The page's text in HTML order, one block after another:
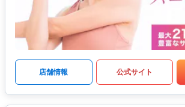
店舗情報 公式サイト